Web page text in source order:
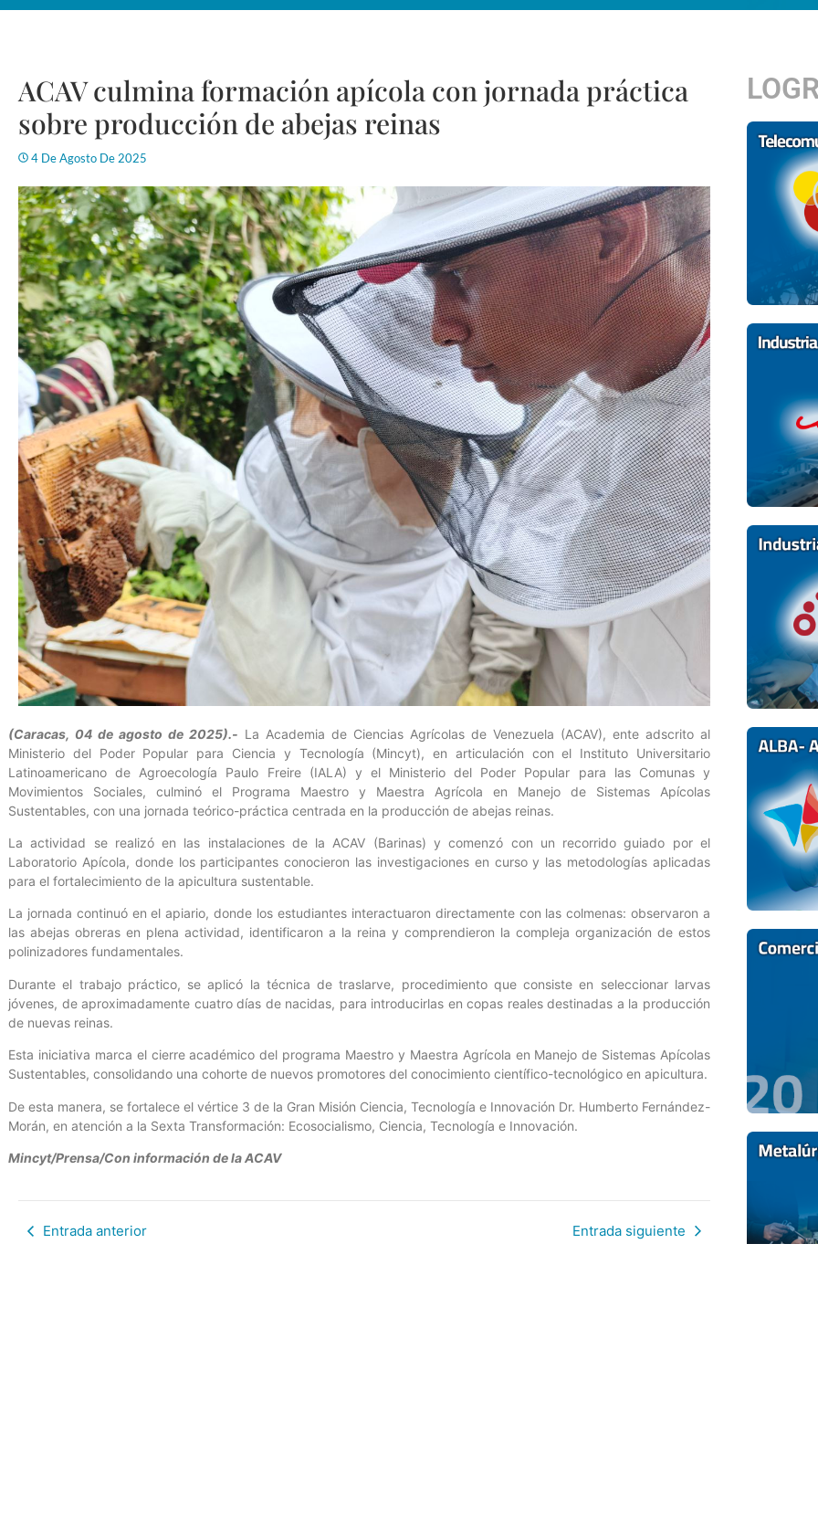
ACAV culmina formación apícola con jornada práctica
sobre producción de abejas reinas
4 De Agosto De 2025
(Caracas, 04 de agosto de 2025).- La Academia de Ciencias Agrícolas de Venezuela (ACAV), ente adscrito al
Ministerio del Poder Popular para Ciencia y Tecnología (Mincyt), en articulación con el Instituto Universitario
Latinoamericano de Agroecología Paulo Freire (IALA) y el Ministerio del Poder Popular para las Comunas y
Movimientos Sociales, culminó el Programa Maestro y Maestra Agrícola en Manejo de Sistemas Apícolas
Sustentables, con una jornada teórico-práctica centrada en la producción de abejas reinas.
La actividad se realizó en las instalaciones de la ACAV (Barinas) y comenzó con un recorrido guiado por el
Laboratorio Apícola, donde los participantes conocieron las investigaciones en curso y las metodologías aplicadas
para el fortalecimiento de la apicultura sustentable.
La jornada continuó en el apiario, donde los estudiantes interactuaron directamente con las colmenas: observaron a
las abejas obreras en plena actividad, identificaron a la reina y comprendieron la compleja organización de estos
polinizadores fundamentales.
Durante el trabajo práctico, se aplicó la técnica de traslarve, procedimiento que consiste en seleccionar larvas
jóvenes, de aproximadamente cuatro días de nacidas, para introducirlas en copas reales destinadas a la producción
de nuevas reinas.
Esta iniciativa marca el cierre académico del programa Maestro y Maestra Agrícola en Manejo de Sistemas Apícolas
Sustentables, consolidando una cohorte de nuevos promotores del conocimiento científico-tecnológico en apicultura.
De esta manera, se fortalece el vértice 3 de la Gran Misión Ciencia, Tecnología e Innovación Dr. Humberto Fernández-
Morán, en atención a la Sexta Transformación: Ecosocialismo, Ciencia, Tecnología e Innovación.
Mincyt/Prensa/Con información de la ACAV
Entrada anterior Entrada siguiente